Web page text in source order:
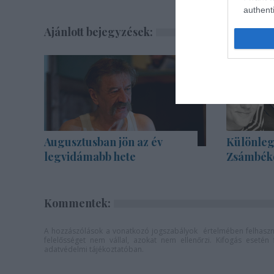
Ajánlott bejegyzések:
Augusztusban jön az év
legvidámabb hete
Kommentek: